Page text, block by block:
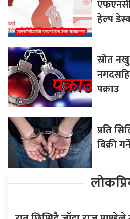
हेल्प
स्रोत
पक्राउ
प्रति
बिक्री